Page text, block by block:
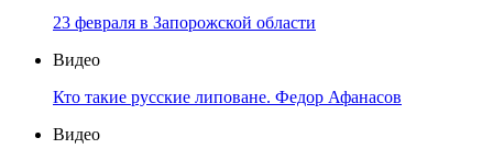
23 февраля в Запорожской области
Видео
Кто такие русские липоване. Федор Афанасов
Видео